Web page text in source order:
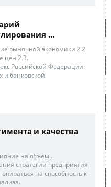
...
рыночной экономики 2.2.
цен 2.3.
Российской Федерации.
и банковской
и качества
на объем...
стратегии предприятия
опираться на способность к